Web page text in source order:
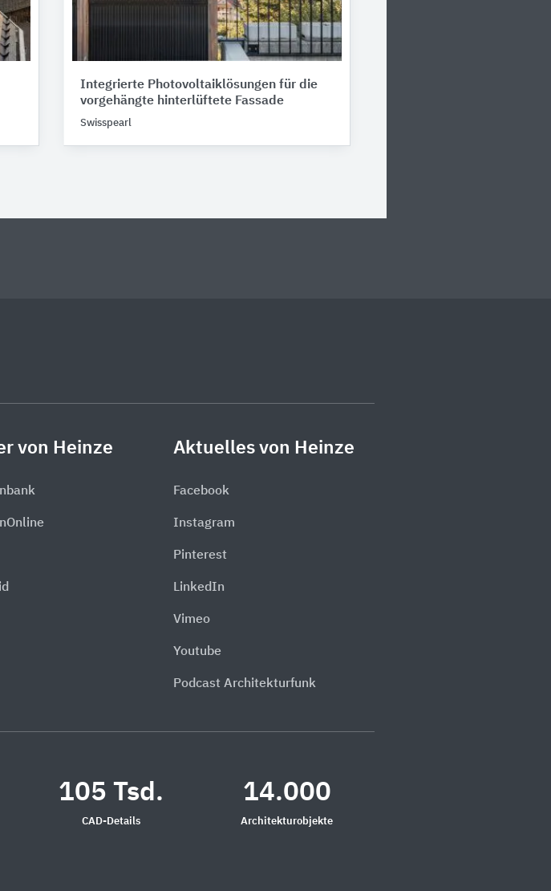
Integrierte Photovoltaiklösungen für die
vorgehängte hinterlüftete Fassade
Swisspearl
von Heinze Aktuelles von Heinze
Facebook
Instagram
Pinterest
LinkedIn
Vimeo
Youtube
Podcast Architekturfunk
105 Tsd.
CAD-Details
14.000
Architekturobjekte